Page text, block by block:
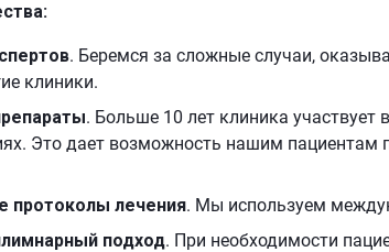
. Беремся за сложные случаи,
клиники.
. Больше 10 лет клиника участвует
Это дает возможность нашим пациентам
протоколы лечения. Мы используем
подход. При необходимости